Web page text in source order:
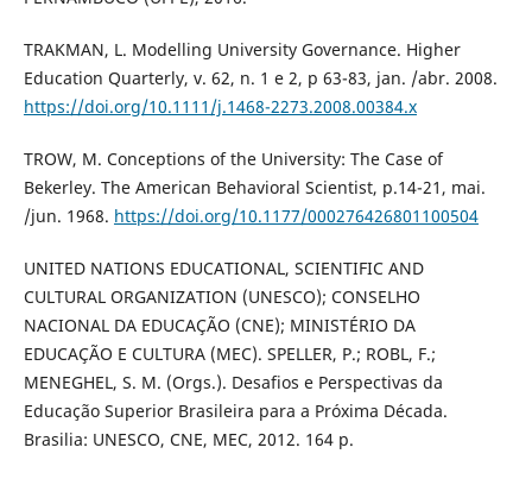
TRAKMAN, L. Modelling University Governance. Higher
Education Quarterly, v. 62, n. 1 e 2, p 63-83, jan. /abr. 2008.
https://doi.org/10.1111/j.1468-2273.2008.00384.x
TROW, M. Conceptions of the University: The Case of
Bekerley. The American Behavioral Scientist, p.14-21, mai.
/jun. 1968. https://doi.org/10.1177/000276426801100504
UNITED NATIONS EDUCATIONAL, SCIENTIFIC AND
CULTURAL ORGANIZATION (UNESCO); CONSELHO
NACIONAL DA EDUCAÇÃO (CNE); MINISTÉRIO DA
EDUCAÇÃO E CULTURA (MEC). SPELLER, P.; ROBL, F.;
MENEGHEL, S. M. (Orgs.). Desafios e Perspectivas da
Educação Superior Brasileira para a Próxima Década.
Brasilia: UNESCO, CNE, MEC, 2012. 164 p.